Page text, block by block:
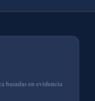
basadas en evidencia